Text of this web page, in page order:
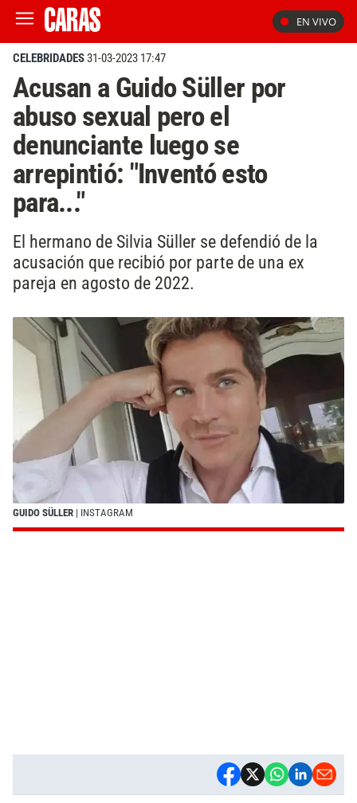
EN VIVO
CELEBRIDADES31-03-2023 17:47
Acusan a Guido Süller por
abuso sexual pero el
denunciante luego se
arrepintió: "Inventó esto
para..."
El hermano de Silvia Süller se defendió de la
acusación que recibió por parte de una ex
pareja en agosto de 2022.
GUIDO SÜLLER | INSTAGRAM